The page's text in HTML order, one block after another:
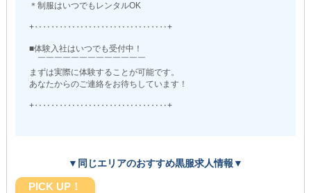
＊制服はいつでもレンタルOK
+‥‥‥‥‥‥‥‥‥‥‥‥‥‥‥‥+
■体験入社はいつでも受付中！
￣￣￣￣￣￣￣￣￣￣￣￣￣
まずは実際に体験することが可能です。
あなたからのご連絡をお待ちしています！
+‥‥‥‥‥‥‥‥‥‥‥‥‥‥‥‥+
▼同じエリアのおすすめ黒服求人情報▼
PICK UP！